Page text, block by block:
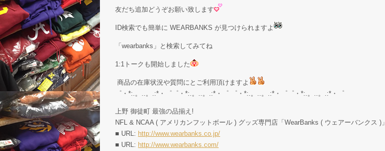
友だち追加どうぞお願い致します
ID検索でも簡単に WEARBANKS が見つけられますよ
「wearbanks」と検索してみてね
1:1トークも開始しました
商品の在庫状況や質問にとご利用頂けますよ
゜・*:.。..。.:*・゜゜・*:.。..。.:*・゜ ゜・*:.。..。.:*・゜゜・*:.。..。.:*・゜
上野 御徒町 最強の品揃え!
NFL & NCAA ( アメリカンフットボール ) グッズ専門店「WearBanks ( ウェアーバンクス )」
■ URL: http://www.wearbanks.co.jp/
■ URL: http://www.wearbanks.com/